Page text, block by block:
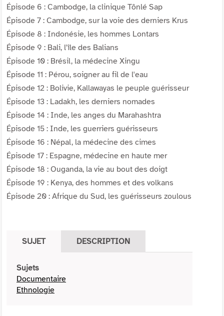
Épisode 6 : Cambodge, la clinique Tônlé Sap
Épisode 7 : Cambodge, sur la voie des derniers Krus
Épisode 8 : Indonésie, les hommes Lontars
Épisode 9 : Bali, l'île des Balians
Épisode 10 : Brésil, la médecine Xingu
Épisode 11 : Pérou, soigner au fil de l'eau
Épisode 12 : Bolivie, Kallawayas le peuple guérisseur
Épisode 13 : Ladakh, les derniers nomades
Épisode 14 : Inde, les anges du Marahashtra
Épisode 15 : Inde, les guerriers guérisseurs
Épisode 16 : Népal, la médecine des cimes
Épisode 17 : Espagne, médecine en haute mer
Épisode 18 : Ouganda, la vie au bout des doigt
Épisode 19 : Kenya, des hommes et des volkans
Épisode 20 : Afrique du Sud, les guérisseurs zoulous
SUJET DESCRIPTION
Sujets
Documentaire
Ethnologie